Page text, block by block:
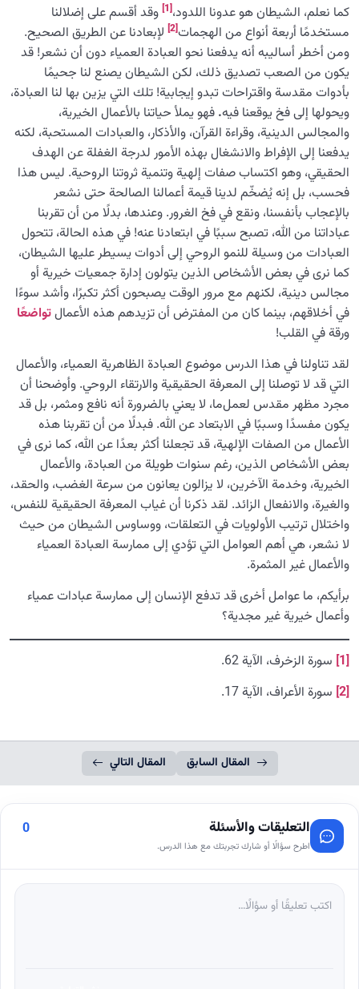
كما نعلم، الشيطان هو عدونا اللدود،[1]
وقد أقسم على إضلالنا
مستخدمًا أربعة أنواع من الهجمات[2]
لإبعادنا عن الطريق الصحيح.
ومن أخطر أساليبه أنه يدفعنا نحو العبادة العمياء دون أن نشعر! قد
يكون من الصعب تصديق ذلك، لكن الشيطان يصنع لنا جحيمًا
بأدوات مقدسة واقتراحات تبدو إيجابية! تلك التي يزين بها لنا العبادة،
ويحولها إلى فخ يوقعنا فيه. فهو يملأ حياتنا بالأعمال الخيرية،
والمجالس الدينية، وقراءة القرآن، والأذكار، والعبادات المستحبة، لكنه
يدفعنا إلى الإفراط والانشغال بهذه الأمور لدرجة الغفلة عن الهدف
الحقيقي، وهو اكتساب صفات إلهية وتنمية ثروتنا الروحية. ليس هذا
فحسب، بل إنه يُضخّم لدينا قيمة أعمالنا الصالحة حتى نشعر
بالإعجاب بأنفسنا، ونقع في فخ الغرور. وعندها، بدلًا من أن تقربنا
عباداتنا من الله، تصبح سببًا في ابتعادنا عنه! في هذه الحالة، تتحول
العبادات من وسيلة للنمو الروحي إلى أدوات يسيطر عليها الشيطان،
كما نرى في بعض الأشخاص الذين يتولون إدارة جمعيات خيرية أو
مجالس دينية، لكنهم مع مرور الوقت يصبحون أكثر تكبرًا، وأشد سوءًا
في أخلاقهم، بينما كان من المفترض أن تزيدهم هذه الأعمالتواضعًا
ورقة في القلب!
لقد تناولنا في هذا الدرس موضوع العبادة الظاهرية العمياء، والأعمال
التي قد لا توصلنا إلى المعرفة الحقيقية والارتقاء الروحي. وأوضحنا أن
مجرد مظهر مقدس لعمل‌ما، لا يعني بالضرورة أنه نافع ومثمر، بل قد
يكون مفسدًا وسببًا في الابتعاد عن الله. فبدلًا من أن تقربنا هذه
الأعمال من الصفات الإلهية، قد تجعلنا أكثر بعدًا عن الله، كما نرى في
بعض الأشخاص الذين، رغم سنوات طويلة من العبادة، والأعمال
الخيرية، وخدمة الآخرين، لا يزالون يعانون من سرعة الغضب، والحقد،
والغيرة، والانفعال الزائد. لقد ذكرنا أن غياب المعرفة الحقيقية للنفس،
واختلال ترتيب الأولويات في التعلقات، ووساوس الشيطان من حيث
لا نشعر، هي أهم العوامل التي تؤدي إلى ممارسة العبادة العمياء
والأعمال غير المثمرة.
برأيكم، ما عوامل أخرى قد تدفع الإنسان إلى ممارسة عبادات عمياء
وأعمال خيرية غير مجدية؟
[1]
سورة الزخرف، الآية 62.
[2]
سورة الأعراف، الآية 17.
المقال السابق المقال التالي
التعليقات والأسئلة
اطرح سؤالًا أو شارك تجربتك مع هذا الدرس.
0